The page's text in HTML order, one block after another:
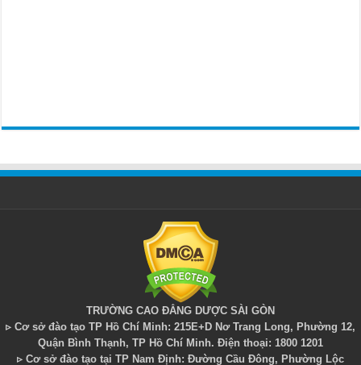
TRƯỜNG CAO ĐẲNG DƯỢC SÀI GÒN
▹ Cơ sở đào tạo TP Hồ Chí Minh: 215E+D Nơ Trang Long, Phường 12,
Quận Bình Thạnh, TP Hồ Chí Minh. Điện thoại: 1800 1201
▹ Cơ sở đào tạo tại TP Nam Định: Đường Cầu Đông, Phường Lộc